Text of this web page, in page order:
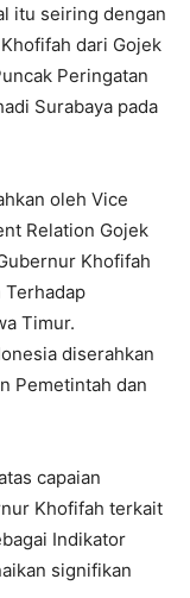
itu seiring dengan
dari Gojek
Peringatan
Surabaya pada
oleh Vice
Relation Gojek
Khofifah
Terhadap
Timur.
diserahkan
Pemetintah dan
capaian
Khofifah terkait
Indikator
signifikan